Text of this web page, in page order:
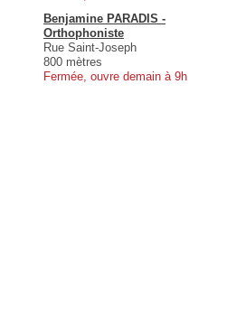
Benjamine PARADIS -
Orthophoniste
Rue Saint-Joseph
800 mètres
Fermée, ouvre demain à 9h